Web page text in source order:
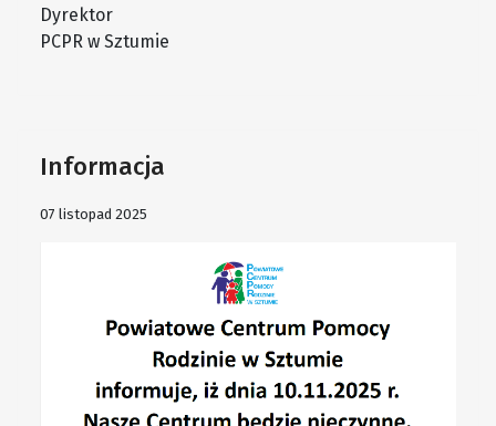
Dyrektor
PCPR w Sztumie
Informacja
07 listopad 2025